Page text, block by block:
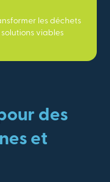
les déchets
solutions viables
des
et